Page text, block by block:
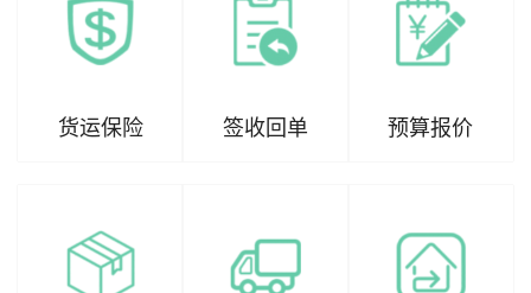
货运保险 签收回单 预算报价